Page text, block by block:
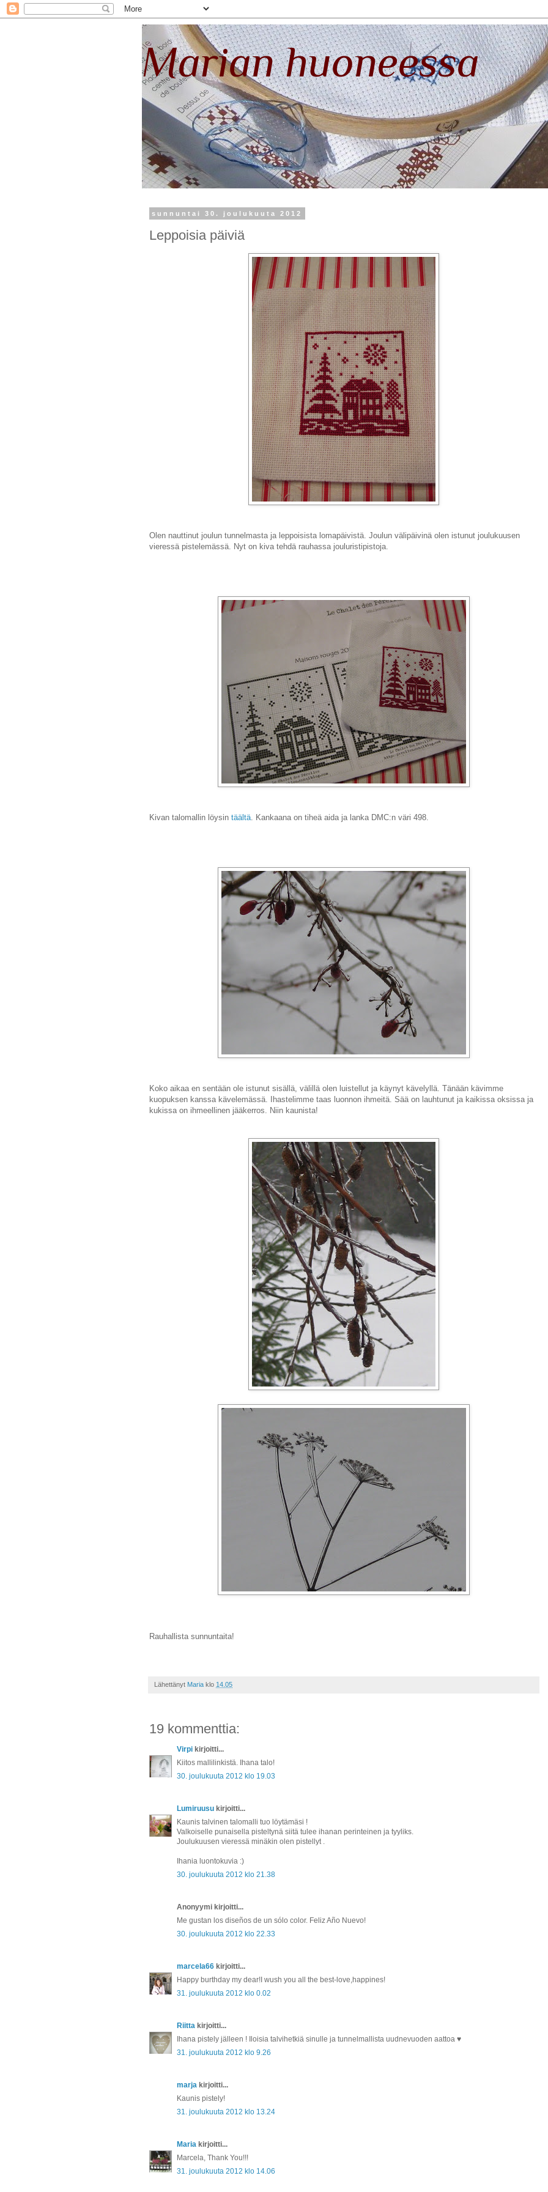
Marian huoneessa
sunnuntai 30. joulukuuta 2012
Leppoisia päiviä
Olen nauttinut joulun tunnelmasta ja leppoisista lomapäivistä. Joulun välipäivinä olen istunut joulukuusen
vieressä pistelemässä. Nyt on kiva tehdä rauhassa jouluristipistoja.
Kivan talomallin löysin täältä . Kankaana on tiheä aida ja lanka DMC:n väri 498.
Koko aikaa en sentään ole istunut sisällä, välillä olen luistellut ja käynyt kävelyllä. Tänään kävimme
kuopuksen kanssa kävelemässä. Ihastelimme taas luonnon ihmeitä. Sää on lauhtunut ja kaikissa oksissa ja
kukissa on ihmeellinen jääkerros. Niin kaunista!
Rauhallista sunnuntaita!
Lähettänyt Maria klo 14.05
19 kommenttia:
Virpi kirjoitti...
Kiitos mallilinkistä. Ihana talo!
30. joulukuuta 2012 klo 19.03
Lumiruusu kirjoitti...
Kaunis talvinen talomalli tuo löytämäsi !
Valkoiselle punaisella pisteltynä siitä tulee ihanan perinteinen ja tyyliks.
Joulukuusen vieressä minäkin olen pistellyt .
Ihania luontokuvia :)
30. joulukuuta 2012 klo 21.38
Anonyymi kirjoitti...
Me gustan los diseños de un sólo color. Feliz Año Nuevo!
30. joulukuuta 2012 klo 22.33
marcela66 kirjoitti...
Happy burthday my dear!I wush you all the best-love,happines!
31. joulukuuta 2012 klo 0.02
Riitta kirjoitti...
Ihana pistely jälleen ! Iloisia talvihetkiä sinulle ja tunnelmallista uudnevuoden aattoa ♥
31. joulukuuta 2012 klo 9.26
marja kirjoitti...
Kaunis pistely!
31. joulukuuta 2012 klo 13.24
Maria kirjoitti...
Marcela, Thank You!!!
31. joulukuuta 2012 klo 14.06